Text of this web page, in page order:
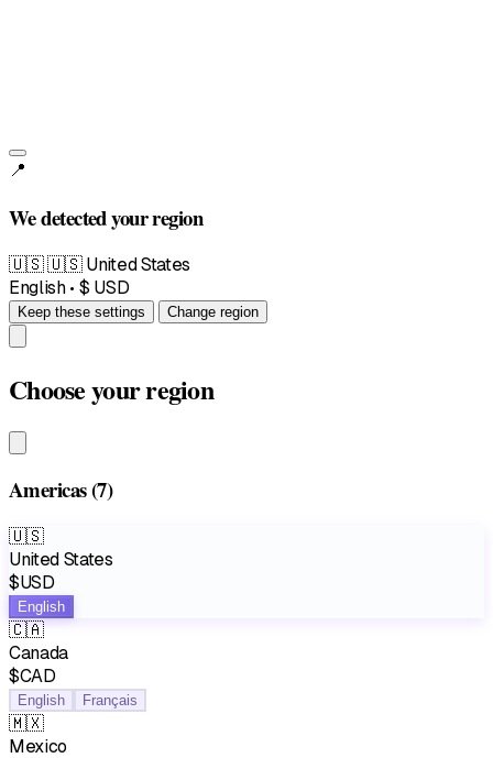
📍
We detected your region
🇺🇸🇺🇸 United States
English • $ USD
Keep these settings Change region
Choose your region
Americas(7)
🇺🇸
United States
$USD
English
🇨🇦
Canada
$CAD
English Français
🇲🇽
Mexico